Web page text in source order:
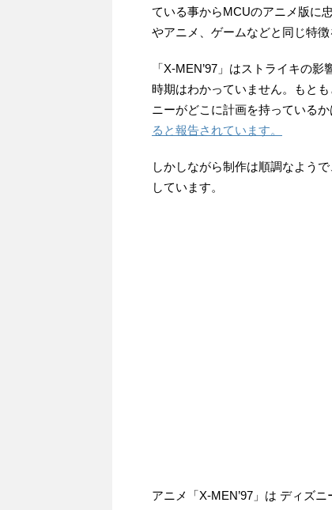
ている事からMCUのアニメ版に
やアニメ、ゲームなどと同じ特
「X-MEN’97」はストライキの
時期はわかっていません。もと
ニーがどこに計画を持っている
ると報告されています。
しかしながら制作は順調なようで
しています。
アニメ「X-MEN’97」は ディズニ